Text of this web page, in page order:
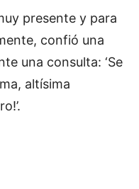
presente y para
confió una
una consulta: ‘Se
altísima